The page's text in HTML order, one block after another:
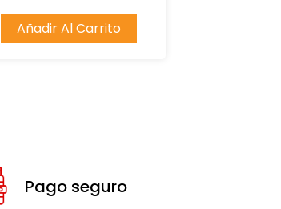
Añadir Al Carrito
Pago seguro